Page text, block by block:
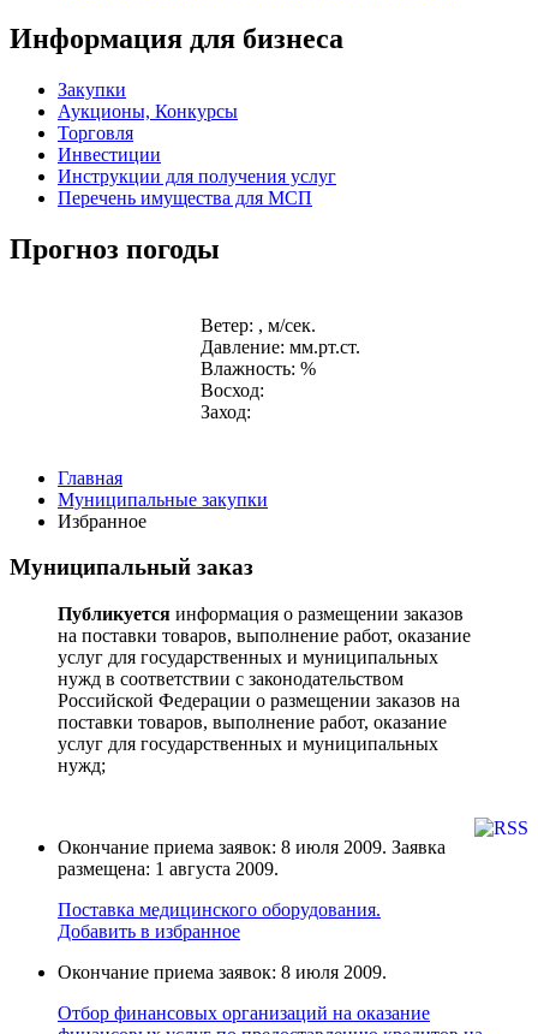
Информация для бизнеса
Закупки
Аукционы, Конкурсы
Торговля
Инвестиции
Инструкции для получения услуг
Перечень имущества для МСП
Прогноз погоды
Ветер: , м/сек.
Давление: мм.рт.ст.
Влажность: %
Восход:
Заход:
Главная
Муниципальные закупки
Избранное
Муниципальный заказ
Публикуется информация о размещении заказов
на поставки товаров, выполнение работ, оказание
услуг для государственных и муниципальных
нужд в соответствии с законодательством
Российской Федерации о размещении заказов на
поставки товаров, выполнение работ, оказание
услуг для государственных и муниципальных
нужд;
Окончание приема заявок: 8 июля 2009. Заявка
размещена: 1 августа 2009.
Поставка медицинского оборудования.
Добавить в избранное
Окончание приема заявок: 8 июля 2009.
Отбор финансовых организаций на оказание